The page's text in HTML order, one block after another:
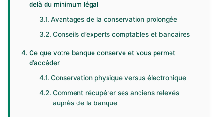
delà du minimum légal
Avantages de la conservation prolongée
Conseils d’experts comptables et bancaires
Ce que votre banque conserve et vous permet
d’accéder
Conservation physique versus électronique
Comment récupérer ses anciens relevés
auprès de la banque